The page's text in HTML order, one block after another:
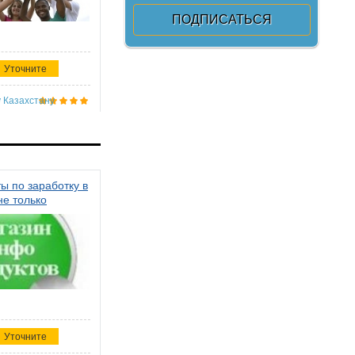
Уточните
Казахстану
по заработку в
только
Уточните